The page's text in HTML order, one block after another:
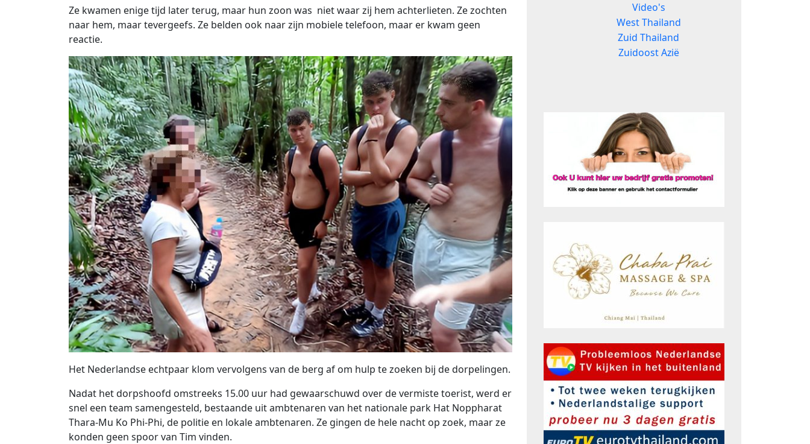
Ze kwamen enige tijd later terug, maar hun zoon was niet waar zij hem achterlieten. Ze zochten
naar hem, maar tevergeefs. Ze belden ook naar zijn mobiele telefoon, maar er kwam geen
reactie.
Het Nederlandse echtpaar klom vervolgens van de berg af om hulp te zoeken bij de dorpelingen.
Nadat het dorpshoofd omstreeks 15.00 uur had gewaarschuwd over de vermiste toerist, werd er
snel een team samengesteld, bestaande uit ambtenaren van het nationale park Hat Noppharat
Thara-Mu Ko Phi-Phi, de politie en lokale ambtenaren. Ze gingen de hele nacht op zoek, maar ze
konden geen spoor van Tim vinden.
Video's
West Thailand
Zuid Thailand
Zuidoost Azië